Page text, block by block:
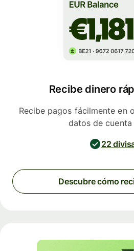
Recibe dinero
Recibe pagos fácilmente en
datos de cuenta
22
Descubre cómo